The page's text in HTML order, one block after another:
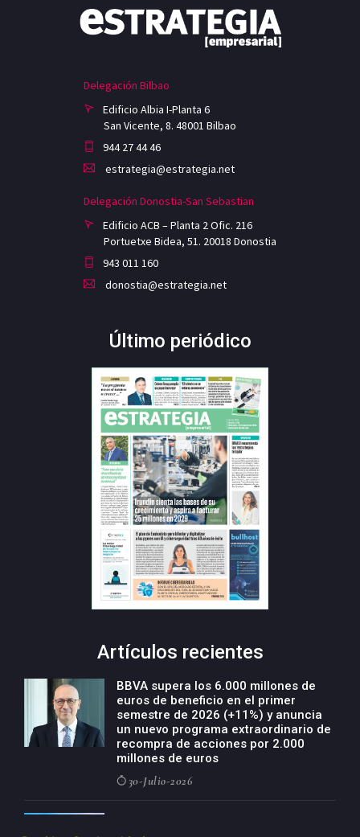
Delegación Bilbao
Edificio Albia I-Planta 6
San Vicente, 8. 48001 Bilbao
944 27 44 46
estrategia@estrategia.net
Delegación Donostia-San Sebastian
Edificio ACB – Planta 2 Ofic. 216
Portuetxe Bidea, 51. 20018 Donostia
943 011 160
donostia@estrategia.net
Último periódico
Artículos recientes
BBVA supera los 6.000 millones de
euros de beneficio en el primer
semestre de 2026 (+11%) y anuncia
un nuevo programa extraordinario de
recompra de acciones por 2.000
millones de euros
30-Julio-2026